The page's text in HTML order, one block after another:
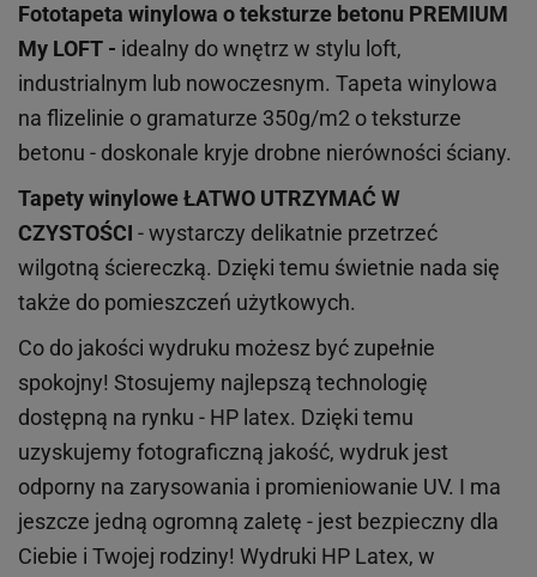
Fototapeta winylowa oteksturze betonu PREMIUM
My LOFT - idealny do wnętrz w stylu loft,
industrialnym lub nowoczesnym. Tapeta winylowa
na flizelinie o gramaturze 350g/m2 o teksturze
betonu - doskonale kryje drobne nierówności ściany.
Tapety winyloweŁATWO UTRZYMAĆ W
CZYSTOŚCI - wystarczy delikatnie przetrzeć
wilgotną ściereczką. Dzięki temu świetnie nada się
także do pomieszczeń użytkowych.
Co do jakości wydruku możesz być zupełnie
spokojny! Stosujemy najlepszą technologię
dostępną na rynku - HP latex. Dzięki temu
uzyskujemy fotograficzną jakość, wydruk jest
odporny na zarysowania i promieniowanie UV. I ma
jeszcze jedną ogromną zaletę - jest bezpieczny dla
Ciebie i Twojej rodziny! Wydruki HP Latex, w